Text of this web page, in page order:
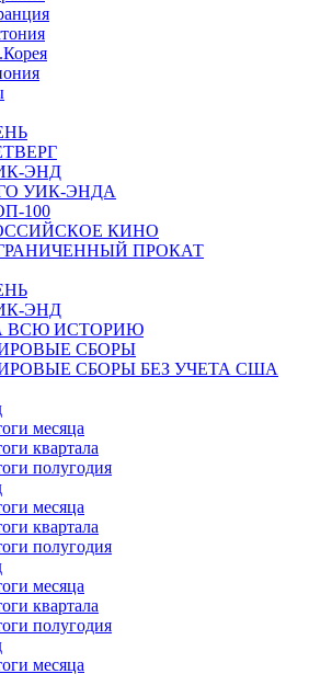
ЭНД
УИК-ЭНДА
100
КИНО
ПРОКАТ
ЭНД
ВСЮ ИСТОРИЮ
СБОРЫ
СБОРЫ БЕЗ УЧЕТА США
месяца
квартала
полугодия
месяца
квартала
полугодия
месяца
квартала
полугодия
месяца